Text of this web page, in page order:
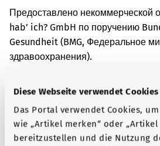
Diese Webseite verwendet Cookies
Das Portal verwendet Cookies,
wie „Artikel merken“ oder „Artikel
bereitzustellen und die Nutzung
Предоставлено некоммерческой
hab’ ich? GmbH по поручению
Gesundheit (BMG, Федеральное
здравоохранения).
Для хорошей осведомленности
Другие статьи